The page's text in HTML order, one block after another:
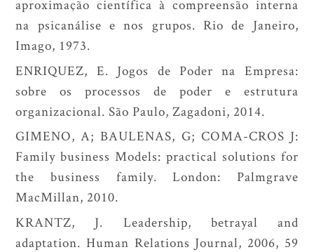
aproximação científica à compreensão interna
na psicanálise e nos grupos. Rio de Janeiro,
Imago, 1973.
ENRIQUEZ, E. Jogos de Poder na Empresa:
sobre os processos de poder e estrutura
organizacional. São Paulo, Zagadoni, 2014.
GIMENO, A; BAULENAS, G; COMA-CROS J:
Family business Models: practical solutions for
the business family. London: Palmgrave
MacMillan, 2010.
KRANTZ, J. Leadership, betrayal and
adaptation. Human Relations Journal, 2006, 59